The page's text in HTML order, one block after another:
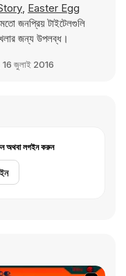
, Easter Egg
জনপ্রিয় টাইটেলগুলি
জন্য উপলব্ধ।
16 জুলাই 2016
অথবা লগইন করুন